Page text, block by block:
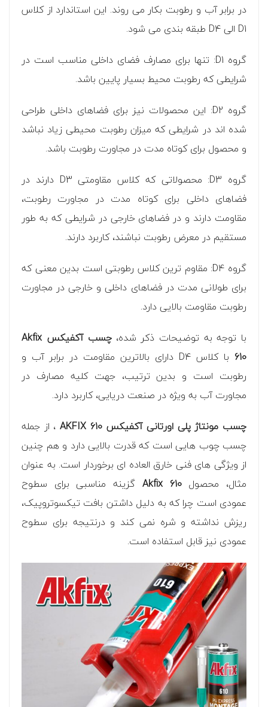
در برابر آب و رطوبت بکار می روند. این استاندارد از کلاس
D1 الی D4 طبقه بندی می شود.
گروه D1: تنها برای مصارف فضای داخلی مناسب است در
شرایطی که رطوبت محیط بسیار پایین باشد.
گروه D2: این محصولات نیز برای فضاهای داخلی طراحی
شده اند در شرایطی که میزان رطوبت محیطی زیاد نباشد
و محصول برای کوتاه مدت در مجاورت رطوبت باشد.
گروه D3: محصولاتی که کلاس مقاومتی D3 دارند در
فضاهای داخلی برای کوتاه مدت در مجاورت رطوبت،
مقاومت دارند و در فضاهای خارجی در شرایطی که به طور
مستقیم در معرض رطوبت نباشند، کاربرد دارند.
گروه D4: مقاوم ترین کلاس رطوبتی است بدین معنی که
برای طولانی مدت در فضاهای داخلی و خارجی در مجاورت
رطوبت مقاومت بالایی دارد.
با توجه به توضیحات ذکر شده،
چسب آکفیکس Akfix
610
با کلاس D4 دارای بالاترین مقاومت در برابر آب و
رطوبت است و بدین ترتیب، جهت کلیه مصارف در
مجاورت آب به ویژه در صنعت دریایی، کاربرد دارد.
چسب مونتاژ پلی اورتانی آکفیکس 610 AKFIX
، از جمله
چسب چوب هایی است که قدرت بالایی دارد و هم چنین
از ویژگی های فنی خارق العاده ای برخوردار است. به عنوان
مثال، محصولAkfix 610 گزینه مناسبی برای سطوح
عمودی است چرا که به دلیل داشتن بافت تیکسوتروپیک،
ریزش نداشته و شره نمی کند و درنتیجه برای سطوح
عمودی نیز قابل استفاده است.